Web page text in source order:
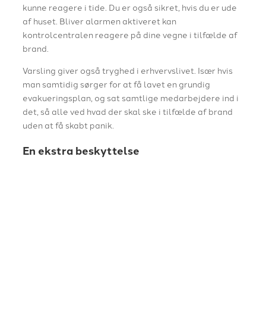
kunne reagere i tide. Du er også sikret, hvis du er ude
af huset. Bliver alarmen aktiveret kan
kontrolcentralen reagere på dine vegne i tilfælde af
brand.
Varsling giver også tryghed i erhvervslivet. Især hvis
man samtidig sørger for at få lavet en grundig
evakueringsplan, og sat samtlige medarbejdere ind i
det, så alle ved hvad der skal ske i tilfælde af brand
uden at få skabt panik.
En ekstra beskyttelse